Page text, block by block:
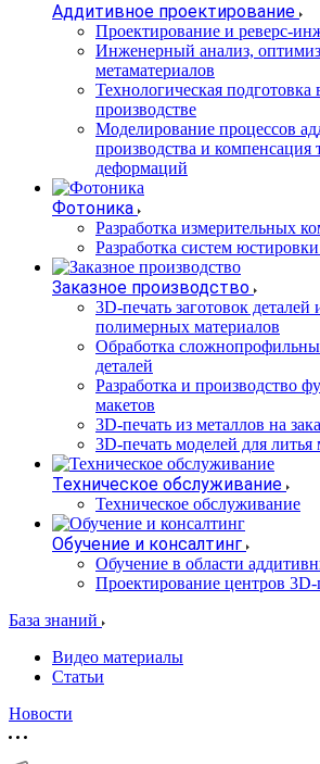
Аддитивное проектирование
Проектирование и реверс-
Инженерный анализ,
метаматериалов
Технологическая
производстве
Моделирование процессов
производства и компенсация
деформаций
Фотоника
Разработка измерительных
Разработка систем
Заказное производство
3D-печать заготовок деталей
полимерных материалов
Обработка
деталей
Разработка и производство
макетов
3D-печать из металлов на
3D-печать моделей для литья
Техническое обслуживание
Техническое обслуживание
Обучение и консалтинг
Обучение в области
Проектирование центров
База знаний
Видео материалы
Статьи
Новости